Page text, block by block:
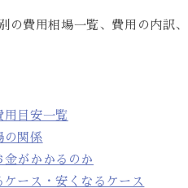
の費用相場一覧、費用の内訳
用目安一覧
の関係
金がかかるのか
ース・安くなるケース